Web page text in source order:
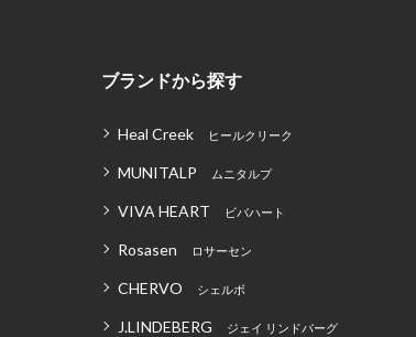
ブランドから探す
Heal Creek ヒールクリーク
MUNITALP ムニタルプ
VIVA HEART ビバハート
Rosasen ロサーセン
CHERVO シェルボ
J.LINDEBERG ジェイ リンドバーグ